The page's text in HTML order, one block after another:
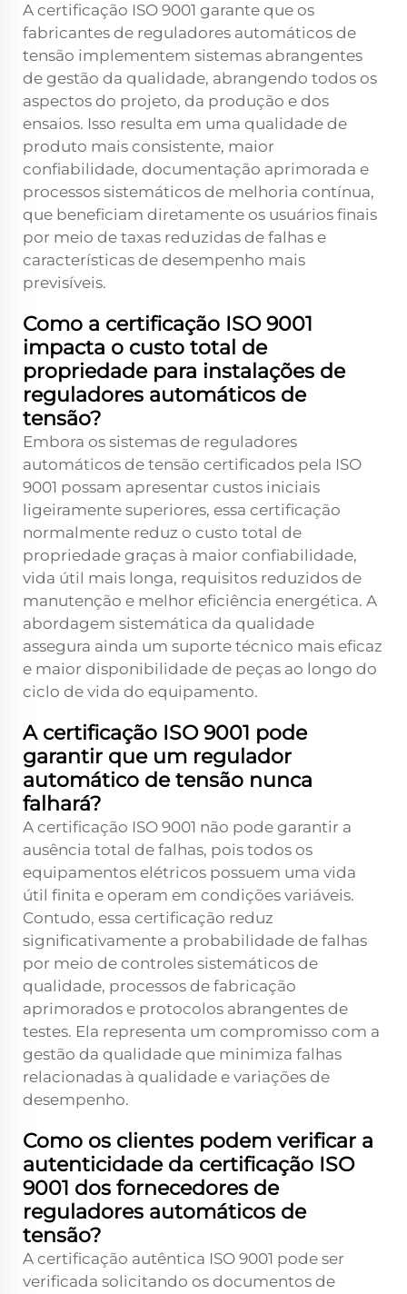
A certificação ISO 9001 garante que os
fabricantes de reguladores automáticos de
tensão implementem sistemas abrangentes
de gestão da qualidade, abrangendo todos os
aspectos do projeto, da produção e dos
ensaios. Isso resulta em uma qualidade de
produto mais consistente, maior
confiabilidade, documentação aprimorada e
processos sistemáticos de melhoria contínua,
que beneficiam diretamente os usuários finais
por meio de taxas reduzidas de falhas e
características de desempenho mais
previsíveis.
Como a certificação ISO 9001
impacta o custo total de
propriedade para instalações de
reguladores automáticos de
tensão?
Embora os sistemas de reguladores
automáticos de tensão certificados pela ISO
9001 possam apresentar custos iniciais
ligeiramente superiores, essa certificação
normalmente reduz o custo total de
propriedade graças à maior confiabilidade,
vida útil mais longa, requisitos reduzidos de
manutenção e melhor eficiência energética. A
abordagem sistemática da qualidade
assegura ainda um suporte técnico mais eficaz
e maior disponibilidade de peças ao longo do
ciclo de vida do equipamento.
A certificação ISO 9001 pode
garantir que um regulador
automático de tensão nunca
falhará?
A certificação ISO 9001 não pode garantir a
ausência total de falhas, pois todos os
equipamentos elétricos possuem uma vida
útil finita e operam em condições variáveis.
Contudo, essa certificação reduz
significativamente a probabilidade de falhas
por meio de controles sistemáticos de
qualidade, processos de fabricação
aprimorados e protocolos abrangentes de
testes. Ela representa um compromisso com a
gestão da qualidade que minimiza falhas
relacionadas à qualidade e variações de
desempenho.
Como os clientes podem verificar a
autenticidade da certificação ISO
9001 dos fornecedores de
reguladores automáticos de
tensão?
A certificação autêntica ISO 9001 pode ser
verificada solicitando os documentos de